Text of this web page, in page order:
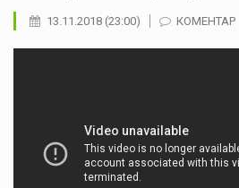
13.11.2018 (23:00) КОМЕНТАР